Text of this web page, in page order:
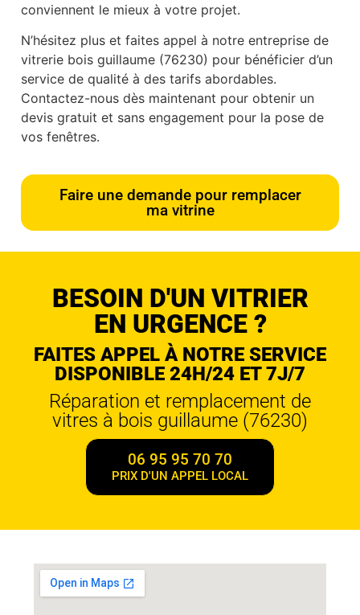
conviennent le mieux à votre projet.
N’hésitez plus et faites appel à notre entreprise de
vitrerie bois guillaume (76230) pour bénéficier d’un
service de qualité à des tarifs abordables.
Contactez-nous dès maintenant pour obtenir un
devis gratuit et sans engagement pour la pose de
vos fenêtres.
Faire une demande pour remplacer
ma vitrine
BESOIN D'UN VITRIER
EN URGENCE ?
FAITES APPEL À NOTRE SERVICE
DISPONIBLE 24H/24 ET 7J/7
Réparation et remplacement de
vitres à bois guillaume (76230)
06 95 95 70 70
PRIX D'UN APPEL LOCAL